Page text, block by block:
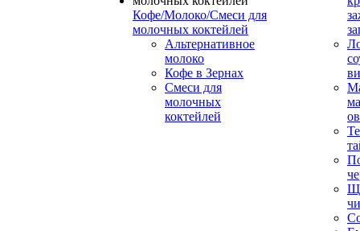
Кофе/Молоко/Смеси для
молочных коктейлей
Альтернативное
молоко
Кофе в Зернах
Смеси для
молочных
коктейлей